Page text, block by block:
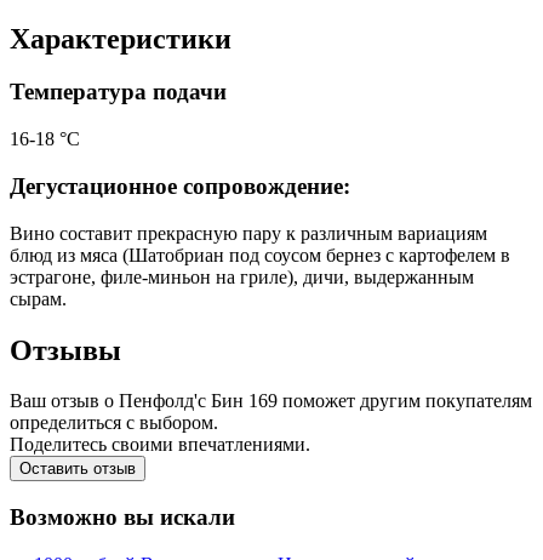
Характеристики
Температура подачи
16-18 °С
Дегустационное сопровождение:
Вино составит прекрасную пару к различным вариациям
блюд из мяса (Шатобриан под соусом бернез с картофелем в
эстрагоне, филе-миньон на гриле), дичи, выдержанным
сырам.
Отзывы
Ваш отзыв о Пенфолд'с Бин 169 поможет другим покупателям
определиться с выбором.
Поделитесь своими впечатлениями.
Оставить отзыв
Возможно вы искали